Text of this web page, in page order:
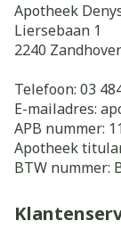
Apotheek
Liersebaan 1
2240
Telefoon: 03
E-mailadres:
APB nummer:
Apotheek
BTW nummer: